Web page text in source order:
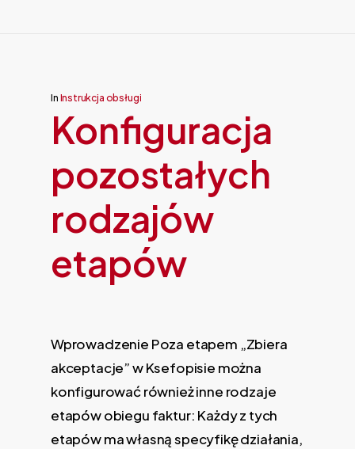
In Instrukcja obsługi
Konfiguracja
pozostałych
rodzajów
etapów
Wprowadzenie Poza etapem „Zbiera
akceptacje” w Ksefopisie można
konfigurować również inne rodzaje
etapów obiegu faktur: Każdy z tych
etapów ma własną specyfikę działania,